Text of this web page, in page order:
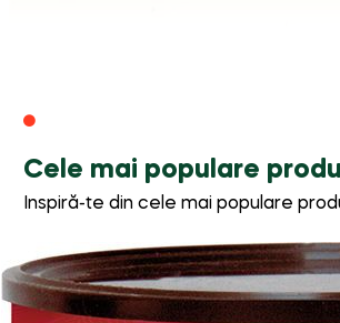
Cele mai populare
Inspiră-te din cele mai populare